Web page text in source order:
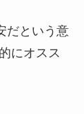
だという意
にオスス